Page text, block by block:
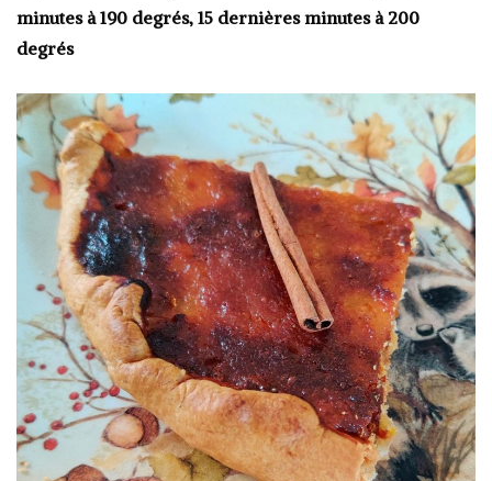
minutes à 190 degrés, 15 dernières minutes à 200
degrés